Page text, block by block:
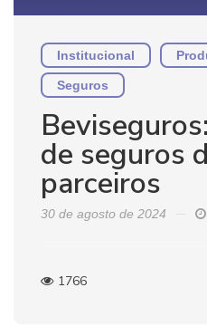
Institucional
Seguros
de seguros
parceiros
30 de agosto de 2024
1766